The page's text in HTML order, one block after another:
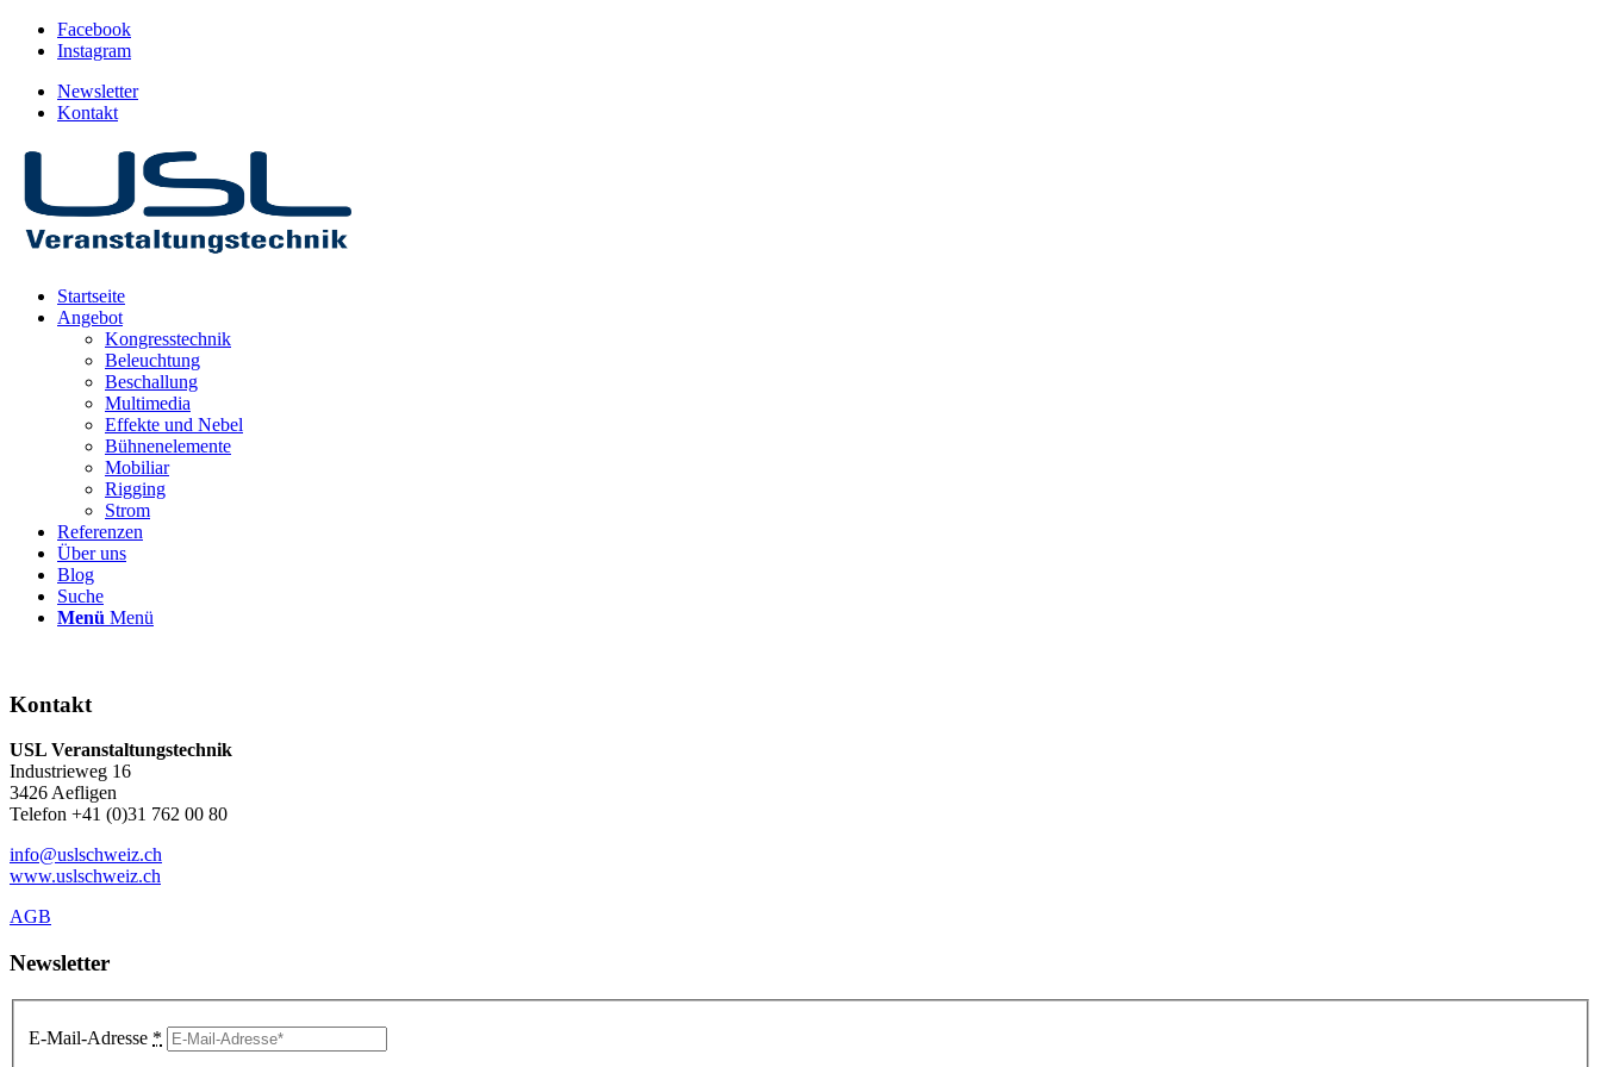
Facebook
Instagram
Newsletter
Kontakt
Startseite
Angebot
Kongresstechnik
Beleuchtung
Beschallung
Multimedia
Effekte und Nebel
Bühnenelemente
Mobiliar
Rigging
Strom
Referenzen
Über uns
Blog
Suche
Menü Menü
Kontakt
USL Veranstaltungstechnik
Industrieweg 16
3426 Aefligen
Telefon +41 (0)31 762 00 80
info@uslschweiz.ch
www.uslschweiz.ch
AGB
Newsletter
E-Mail-Adresse *